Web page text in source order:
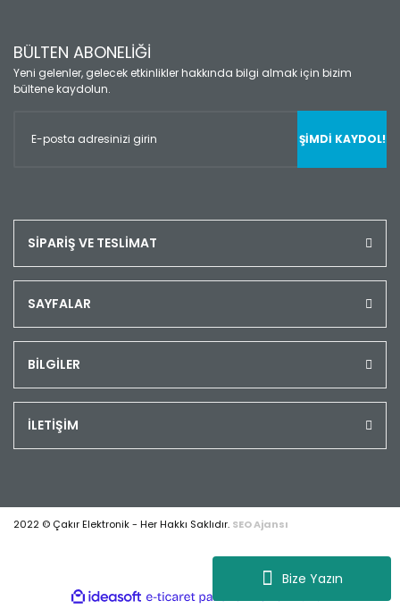
Bize Yazın
BÜLTEN ABONELİĞİ
Yeni gelenler, gelecek etkinlikler hakkında bilgi almak için bizim
bültene kaydolun.
ŞİMDİ KAYDOL!
SİPARİŞ VE TESLİMAT
SAYFALAR
BİLGİLER
İLETİŞİM
2022 © Çakır Elektronik - Her Hakkı Saklıdır. SEO Ajansı
ideasoft